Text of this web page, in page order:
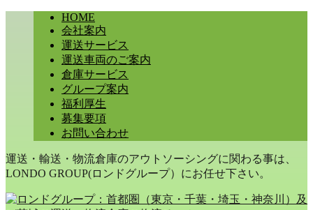
HOME
会社案内
運送サービス
運送車両のご案内
倉庫サービス
グループ案内
福利厚生
募集要項
お問い合わせ
運送・輸送・物流倉庫のアウトソーシングに関わる事は、
LONDO GROUP(ロンドグループ）にお任せ下さい。